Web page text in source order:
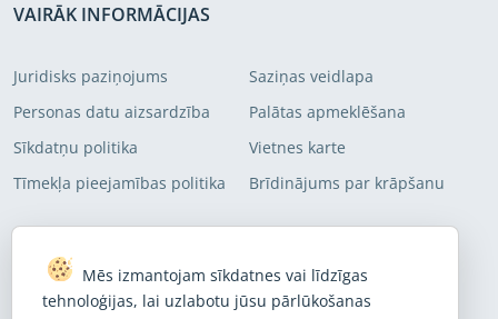
VAIRĀK INFORMĀCIJAS
Juridisks paziņojums
Saziņas veidlapa
Personas datu aizsardzība
Palātas apmeklēšana
Sīkdatņu politika
Vietnes karte
Tīmekļa pieejamības politika
Brīdinājums par krāpšanu
Abonējiet mūsu jaunākās ziņas
Mēs izmantojam sīkdatnes vai līdzīgas
tehnoloģijas, lai uzlabotu jūsu pārlūkošanas